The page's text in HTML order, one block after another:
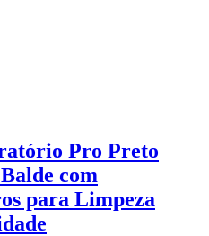
Pro Preto
com
para Limpeza